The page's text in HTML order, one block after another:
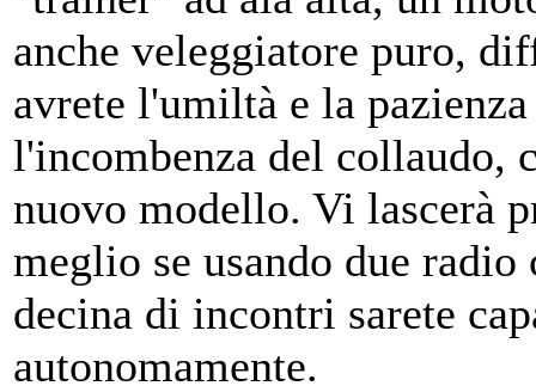
anche veleggiatore puro,
avrete l'umiltà e la
l'incombenza del collaudo,
nuovo modello. Vi lascerà
meglio se usando due
decina di incontri sarete
autonomamente.